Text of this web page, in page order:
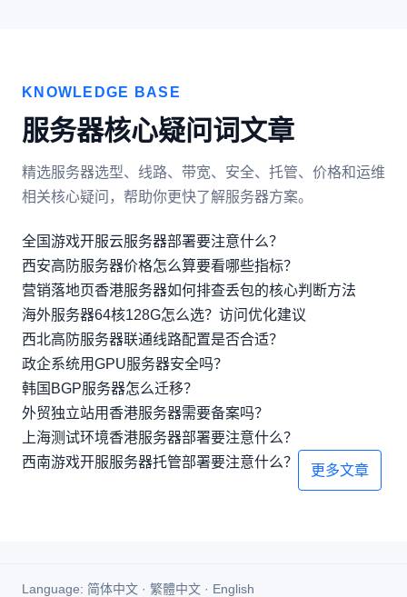
KNOWLEDGE BASE
服务器核心疑问词文章
精选服务器选型、线路、带宽、安全、托管、价格和运维
相关核心疑问，帮助你更快了解服务器方案。
全国游戏开服云服务器部署要注意什么？
西安高防服务器价格怎么算要看哪些指标？
营销落地页香港服务器如何排查丢包的核心判断方法
海外服务器64核128G怎么选？访问优化建议
西北高防服务器联通线路配置是否合适？
政企系统用GPU服务器安全吗？
韩国BGP服务器怎么迁移？
外贸独立站用香港服务器需要备案吗？
上海测试环境香港服务器部署要注意什么？
西南游戏开服服务器托管部署要注意什么？
更多文章
Language: 简体中文 · 繁體中文 · English